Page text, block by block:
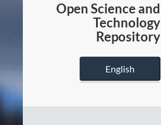
Open Science and
Technology
Repository
English